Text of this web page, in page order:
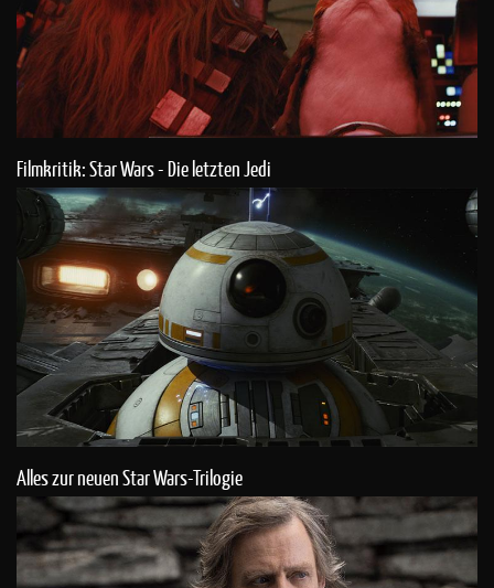
Filmkritik: Star Wars - Die letzten Jedi
Alles zur neuen Star Wars-Trilogie